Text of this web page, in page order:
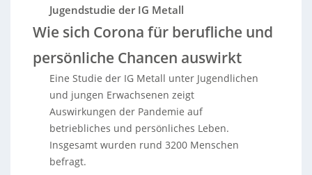
Jugendstudie der IG Metall
Wie sich Corona für berufliche und
persönliche Chancen auswirkt
Eine Studie der IG Metall unter Jugendlichen
und jungen Erwachsenen zeigt
Auswirkungen der Pandemie auf
betriebliches und persönliches Leben.
Insgesamt wurden rund 3200 Menschen
befragt.